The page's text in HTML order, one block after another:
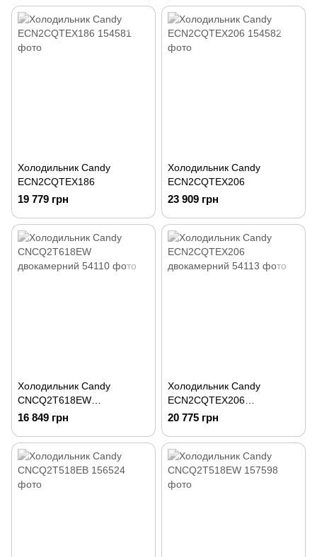
Холодильник Candy
ECN2CQTEX186
19 779 грн
Холодильник Candy
ECN2CQTEX206
23 909 грн
Холодильник Candy
CNCQ2T618EW
двокамерний
16 849 грн
Холодильник Candy
ECN2CQTEX206
двокамерний
20 775 грн